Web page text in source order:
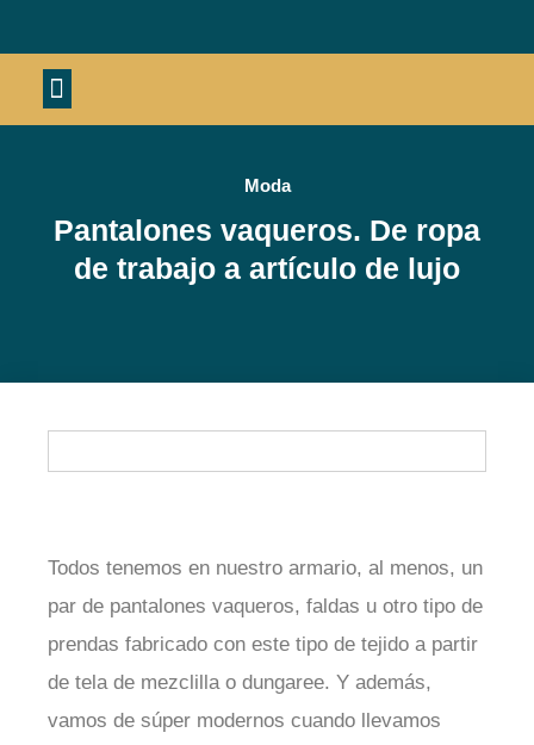
Moda
Pantalones vaqueros. De ropa
de trabajo a artículo de lujo
Todos tenemos en nuestro armario, al menos, un
par de pantalones vaqueros, faldas u otro tipo de
prendas fabricado con este tipo de tejido a partir
de tela de mezclilla o dungaree. Y además,
vamos de súper modernos cuando llevamos